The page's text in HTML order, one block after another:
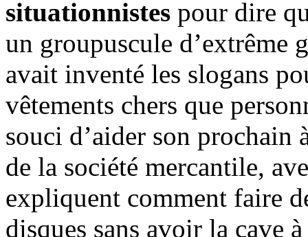
situationnistes pour dire
un groupuscule d’extrême
avait inventé les slogans
vêtements chers que
souci d’aider son prochain
de la société mercantile,
expliquent comment faire
disques sans avoir la cave